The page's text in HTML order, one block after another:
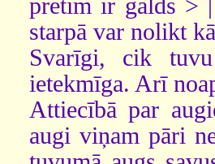
pretim ir galds >
starpā var nolikt
Svarīgi, cik
ietekmīga. Arī
Attiecībā par
augi viņam pāri